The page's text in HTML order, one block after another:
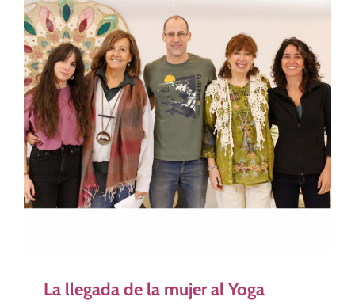
La llegada de la mujer al Yoga